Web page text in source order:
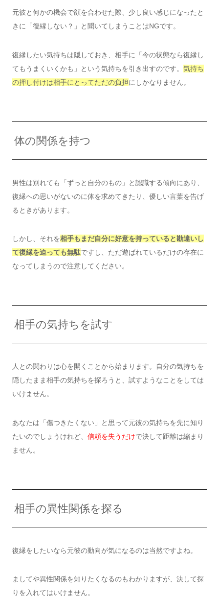
元彼と何かの機会で顔を合わせた際、少し良い感じになったと
きに「復縁しない？」と聞いてしまうことはNGです。
復縁したい気持ちは隠しておき、相手に「今の状態なら復縁し
てもうまくいくかも」という気持ちを引き出すのです。 気持ち
の押し付けは相手にとってただの負担にしかなりません。
体の関係を持つ
男性は別れても「ずっと自分のもの」と認識する傾向にあり、
復縁への思いがないのに体を求めてきたり、優しい言葉を告げ
るときがあります。
しかし、それを相手もまだ自分に好意を持っていると勘違いし
て復縁を迫っても無駄ですし、ただ遊ばれているだけの存在に
なってしまうので注意してください。
相手の気持ちを試す
人との関わりは心を開くことから始まります。自分の気持ちを
隠したまま相手の気持ちを探ろうと、試すようなことをしては
いけません。
あなたは「傷つきたくない」と思って元彼の気持ちを先に知り
たいのでしょうけれど、 信頼を失うだけで決して距離は縮まり
ません。
相手の異性関係を探る
復縁をしたいなら元彼の動向が気になるのは当然ですよね。
ましてや異性関係を知りたくなるのもわかりますが、決して探
りを入れてはいけません。